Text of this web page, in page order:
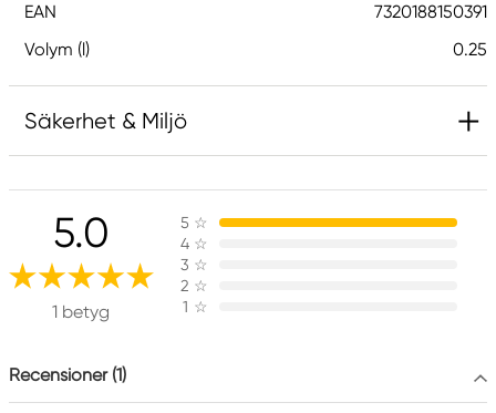
EAN
7320188150391
Volym (l)
0.25
Säkerhet & Miljö
Varning! Inte lämplig för barn under 3 år.
Innehåller små delar. Kvävningsrisk.
Produktmärkning
Övrig information
5.0
1 betyg
5 ☆
4 ☆
3 ☆
2 ☆
1 ☆
Recensioner (1)